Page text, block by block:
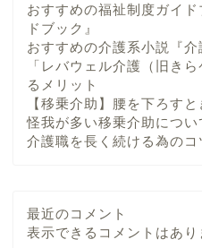
おすすめの福祉制度ガイ
ドブック』
おすすめの介護系小説『介
「レバウェル介護（旧き
るメリット
【移乗介助】腰を下ろす
怪我が多い移乗介助につい
介護職を長く続ける為のコ
最近のコメント
表示できるコメントはあり